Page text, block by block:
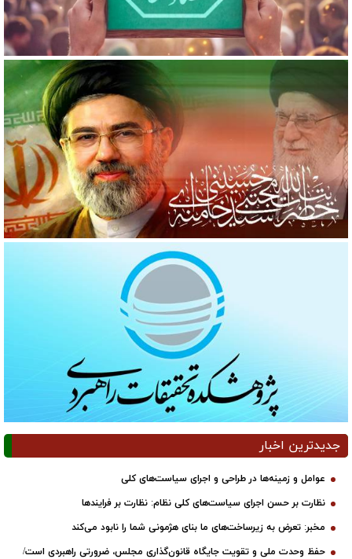
جدیدترین اخبار
عوامل و زمینه‌ها در طراحی و اجرای سیاست‌های کلی
نظارت بر حسن اجرای سیاست‌های کلی نظام: نظارت بر فرایندها
مخبر: تعرض به زیرساخت‌های ما بنای هژمونی شما را نابود می‌کند
حفظ وحدت ملی و تقویت جایگاه قانون‌گذاری مجلس، ضرورتی راهبردی است/